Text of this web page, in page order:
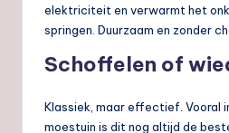
elektriciteit en verwarmt het
springen. Duurzaam en zonder
Schoffelen of
Klassiek, maar effectief. Vooral
moestuin is dit nog altijd de